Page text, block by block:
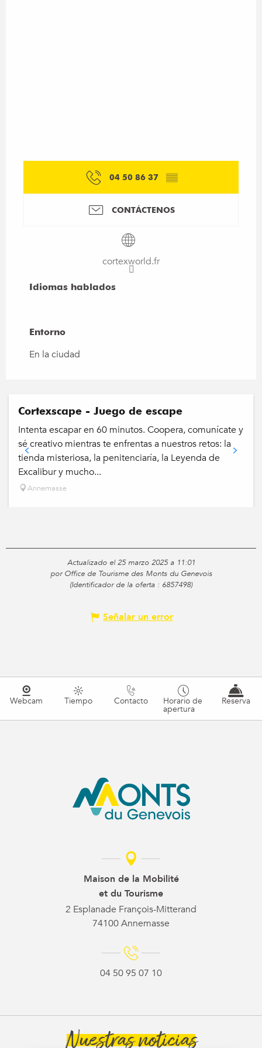
04 50 86 37 ▒▒
CONTÁCTENOS
cortexworld.fr
Idiomas hablados
Idiomas hablados
Entorno
Entorno
En la ciudad
Cortexscape - Juego de escape
Intenta escapar en 60 minutos. Coopera, comunícate y
sé creativo mientras te enfrentas a nuestros retos: la
tienda misteriosa, la penitenciaría, la Leyenda de
Excalibur y mucho...
Annemasse
Actualizado el 25 marzo 2025 a 11:01
por Office de Tourisme des Monts du Genevois
(Identificador de la oferta : 6857498)
Señalar un error
Webcam Tiempo Contacto Horario de
apertura
Reserva
Maison de la Mobilité
et du Tourisme
2 Esplanade François-Mitterand
74100 Annemasse
04 50 95 07 10
Nuestras noticias